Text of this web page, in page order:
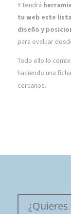
Y tendrá
tu web este
diseño y
para evaluar
Todo ello lo
haciendo una
cercanos.